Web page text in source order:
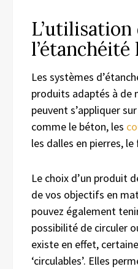
L’utilisation
Les systèmes
produits adaptés à de
peuvent s’appliquer
comme le béton, les
les dalles en pierres,
Le choix d’un produit
de vos objectifs en
pouvez également
possibilité de circuler
existe en effet,
‘circulables’. Elles